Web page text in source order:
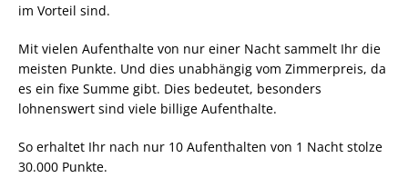
im Vorteil sind.
Mit vielen Aufenthalte von nur einer Nacht sammelt Ihr die
meisten Punkte. Und dies unabhängig vom Zimmerpreis, da
es ein fixe Summe gibt. Dies bedeutet, besonders
lohnenswert sind viele billige Aufenthalte.
So erhaltet Ihr nach nur 10 Aufenthalten von 1 Nacht stolze
30.000 Punkte.